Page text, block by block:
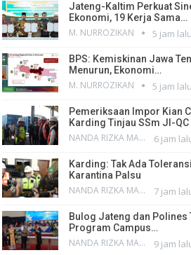
Jateng-Kaltim Perkuat
Ekonomi, 19 Kerja Sama…
M. NURROZIKAN 5 jam lalu
BPS: Kemiskinan Jawa
Menurun, Ekonomi…
M. NURROZIKAN 5 jam lalu
Pemeriksaan Impor Kian
Karding Tinjau SSm JI-QC
NANDA RIZKA MAHENDRA 6 jam
Karding: Tak Ada
Karantina Palsu
NANDA RIZKA MAHENDRA 7 jam
Bulog Jateng dan Polines
Program Campus…
NANDA RIZKA MAHENDRA 9 jam